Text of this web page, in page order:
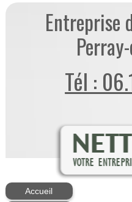
Entreprise
Tél :
Accueil